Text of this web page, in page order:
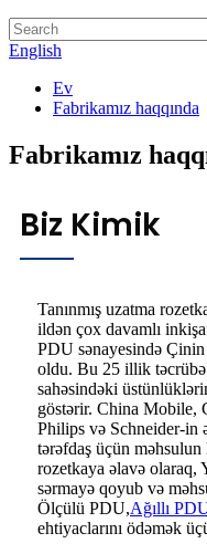
English
Ev
Fabrikamız haqqında
Fabrikamız
Biz Kimik
Tanınmış uzatma
ildən çox davamlı
PDU sənayesində Çinin
oldu. Bu 25 illik
sahəsindəki
göstərir. China
Philips və Schneider-in
tərəfdaş üçün
rozetkaya əlavə
sərmayə qoyub və
Ölçülü PDU,Ağıllı
ehtiyaclarını ödəmək